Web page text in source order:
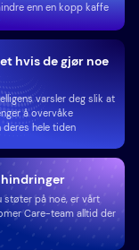
enn en kopp kaffe
hvis de gjør noe
varsler deg slik at
å overvåke
hele tiden
hindringer
støter på noe, er vårt
Care-team alltid der